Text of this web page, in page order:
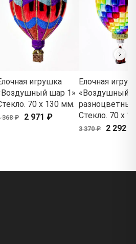
игрушка
шар 1»
70 x 130 мм.
368 ₽ 2 971 ₽
Елочная
«Воздушный
Стекло. 70 x
3 370 ₽ 2 292 ₽